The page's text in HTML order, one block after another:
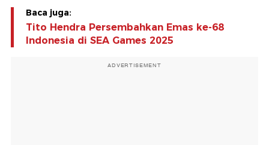
Baca juga:
Tito Hendra Persembahkan Emas ke-68
Indonesia di SEA Games 2025
ADVERTISEMENT